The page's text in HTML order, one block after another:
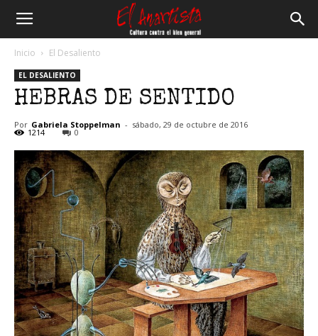
Anartista
Inicio El Desaliento
EL DESALIENTO
HEBRAS DE SENTIDO
Por Gabriela Stoppelman - sábado, 29 de octubre de 2016
1214 0